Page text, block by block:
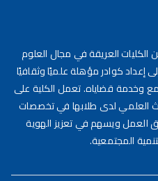
العريقة في مجال العلوم
إعداد كوادر مؤهلة علميًا وثقافيًا
وخدمة قضاياه. تعمل الكلية على
العلمي لدى طلابها في تخصصات
العمل ويسهم في تعزيز الهوية
المجتمعية.